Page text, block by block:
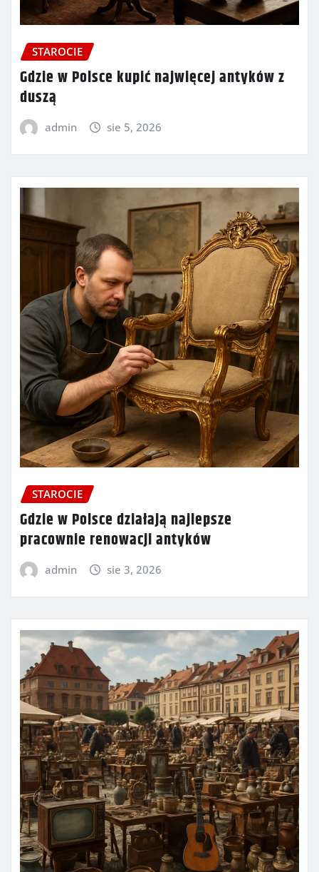
STAROCIE
Gdzie w Polsce kupić najwięcej antyków z
duszą
admin sie 5, 2026
STAROCIE
Gdzie w Polsce działają najlepsze
pracownie renowacji antyków
admin sie 3, 2026